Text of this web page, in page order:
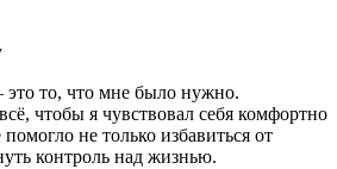
то, что мне было нужно.
чтобы я чувствовал себя комфортно
не только избавиться от
контроль над жизнью.